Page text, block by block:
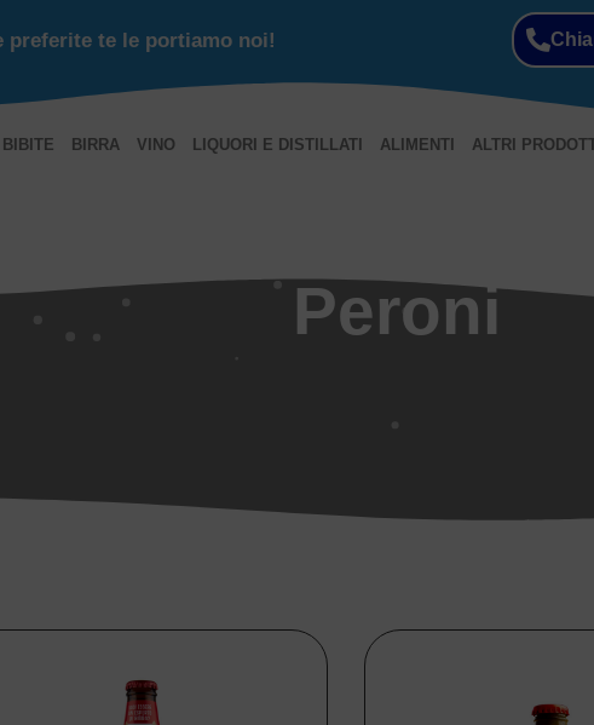
preferite te le portiamo noi!
BIBITE BIRRA VINO LIQUORI E DISTILLATI ALIMENTI ALTRI
Peroni